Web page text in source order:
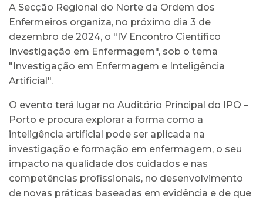
A Secção Regional do Norte da Ordem dos
Enfermeiros organiza, no próximo dia 3 de
dezembro de 2024, o "IV Encontro Científico
Investigação em Enfermagem", sob o tema
"Investigação em Enfermagem e Inteligência
Artificial".
O evento terá lugar no Auditório Principal do IPO –
Porto e procura explorar a forma como a
inteligência artificial pode ser aplicada na
investigação e formação em enfermagem, o seu
impacto na qualidade dos cuidados e nas
competências profissionais, no desenvolvimento
de novas práticas baseadas em evidência e de que